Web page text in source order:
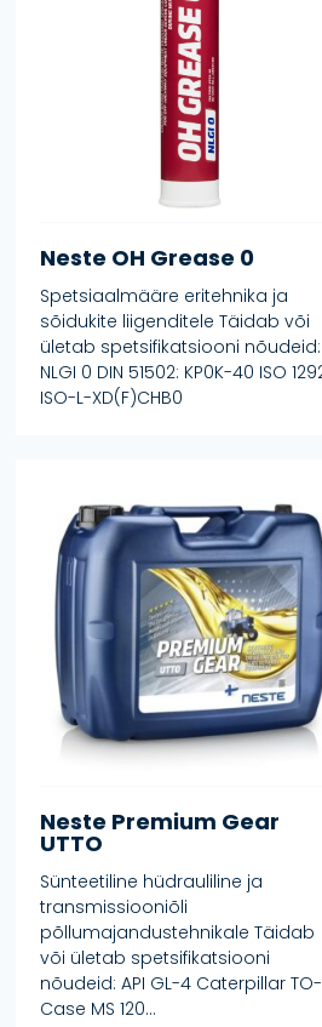
Neste OH Grease 0
Spetsiaalmääre eritehnika ja
sõidukite liigenditele Täidab või
ületab spetsifikatsiooni nõudeid:
NLGI 0 DIN 51502: KP0K-40 ISO
ISO-L-XD(F)CHB0
Neste Premium Gear
UTTO
Sünteetiline hüdrauliline ja
transmissiooniõli
põllumajandustehnikale Täidab
või ületab spetsifikatsiooni
nõudeid: API GL-4 Caterpillar
Case MS 120...